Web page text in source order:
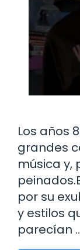
Los años
grandes
música y,
por su
y estilos
parecían